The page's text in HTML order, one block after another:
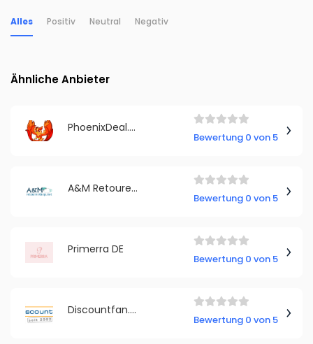
Alles Positiv Neutral Negativ
Ähnliche Anbieter
PhoenixDeal.de
Bewertung 0 von 5
A&M Retourenshop
Bewertung 0 von 5
Primerra DE
Bewertung 0 von 5
Discountfan.de
Bewertung 0 von 5